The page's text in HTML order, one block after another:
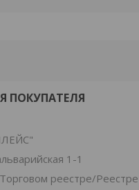
ПОКУПАТЕЛЯ
1-1
реестре/